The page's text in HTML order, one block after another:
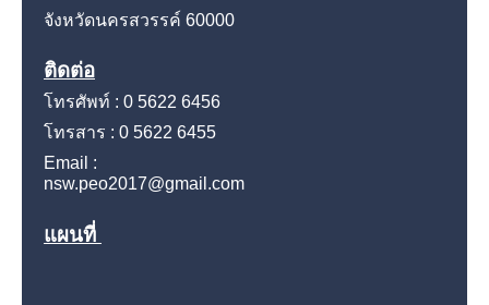
จังหวัดนครสวรรค์ 60000
ติดต่อ
โทรศัพท์ : 0 5622 6456
โทรสาร : 0 5622 6455
Email :
nsw.peo2017@gmail.com
แผนที่